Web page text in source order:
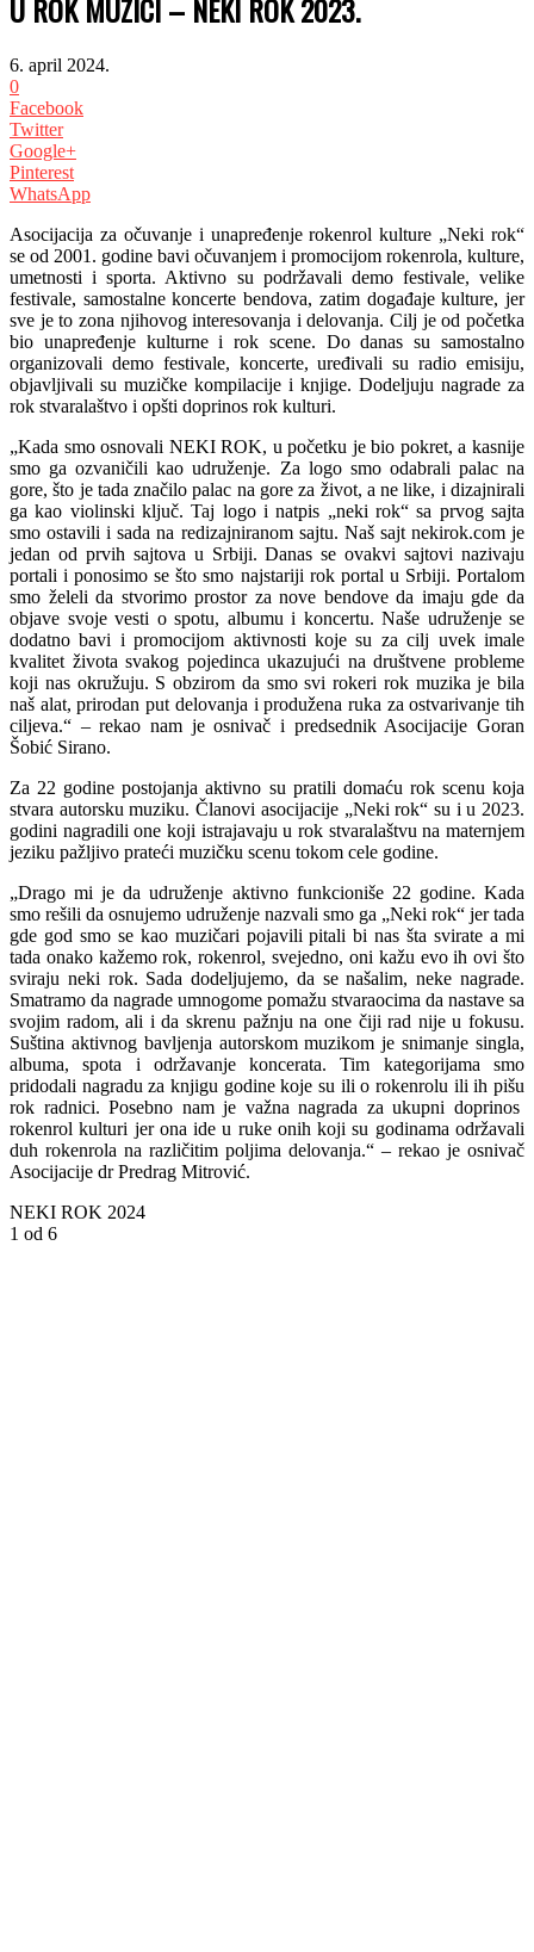
U ROK MUZICI – NEKI ROK 2023.
6. april 2024.
0
Facebook
Twitter
Google+
Pinterest
WhatsApp
Asocijacija za očuvanje i unapređenje rokenrol kulture „Neki rok“
se od 2001. godine bavi očuvanjem i promocijom rokenrola, kulture,
umetnosti i sporta. Aktivno su podržavali demo festivale, velike
festivale, samostalne koncerte bendova, zatim događaje kulture, jer
sve je to zona njihovog interesovanja i delovanja. Cilj je od početka
bio unapređenje kulturne i rok scene. Do danas su samostalno
organizovali demo festivale, koncerte, uređivali su radio emisiju,
objavljivali su muzičke kompilacije i knjige. Dodeljuju nagrade za
rok stvaralaštvo i opšti doprinos rok kulturi.
„Kada smo osnovali NEKI ROK, u početku je bio pokret, a kasnije
smo ga ozvaničili kao udruženje. Za logo smo odabrali palac na
gore, što je tada značilo palac na gore za život, a ne like, i dizajnirali
ga kao violinski ključ. Taj logo i natpis „neki rok“ sa prvog sajta
smo ostavili i sada na redizajniranom sajtu. Naš sajt nekirok.com je
jedan od prvih sajtova u Srbiji. Danas se ovakvi sajtovi nazivaju
portali i ponosimo se što smo najstariji rok portal u Srbiji. Portalom
smo želeli da stvorimo prostor za nove bendove da imaju gde da
objave svoje vesti o spotu, albumu i koncertu. Naše udruženje se
dodatno bavi i promocijom aktivnosti koje su za cilj uvek imale
kvalitet života svakog pojedinca ukazujući na društvene probleme
koji nas okružuju. S obzirom da smo svi rokeri rok muzika je bila
naš alat, prirodan put delovanja i produžena ruka za ostvarivanje tih
ciljeva.“ – rekao nam je osnivač i predsednik Asocijacije Goran
Šobić Sirano.
Za 22 godine postojanja aktivno su pratili domaću rok scenu koja
stvara autorsku muziku. Članovi asocijacije „Neki rok“ su i u 2023.
godini nagradili one koji istrajavaju u rok stvaralaštvu na maternjem
jeziku pažljivo prateći muzičku scenu tokom cele godine.
„Drago mi je da udruženje aktivno funkcioniše 22 godine. Kada
smo rešili da osnujemo udruženje nazvali smo ga „Neki rok“ jer tada
gde god smo se kao muzičari pojavili pitali bi nas šta svirate a mi
tada onako kažemo rok, rokenrol, svejedno, oni kažu evo ih ovi što
sviraju neki rok. Sada dodeljujemo, da se našalim, neke nagrade.
Smatramo da nagrade umnogome pomažu stvaraocima da nastave sa
svojim radom, ali i da skrenu pažnju na one čiji rad nije u fokusu.
Suština aktivnog bavljenja autorskom muzikom je snimanje singla,
albuma, spota i održavanje koncerata. Tim kategorijama smo
pridodali nagradu za knjigu godine koje su ili o rokenrolu ili ih pišu
rok radnici. Posebno nam je važna nagrada za ukupni doprinos
rokenrol kulturi jer ona ide u ruke onih koji su godinama održavali
duh rokenrola na različitim poljima delovanja.“ – rekao je osnivač
Asocijacije dr Predrag Mitrović.
NEKI ROK 2024
1 od 6